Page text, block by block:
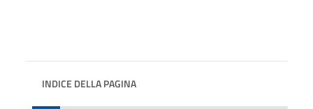
INDICE DELLA PAGINA